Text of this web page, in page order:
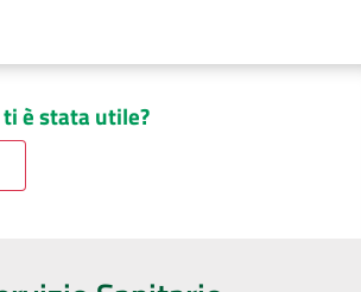
è stata utile?